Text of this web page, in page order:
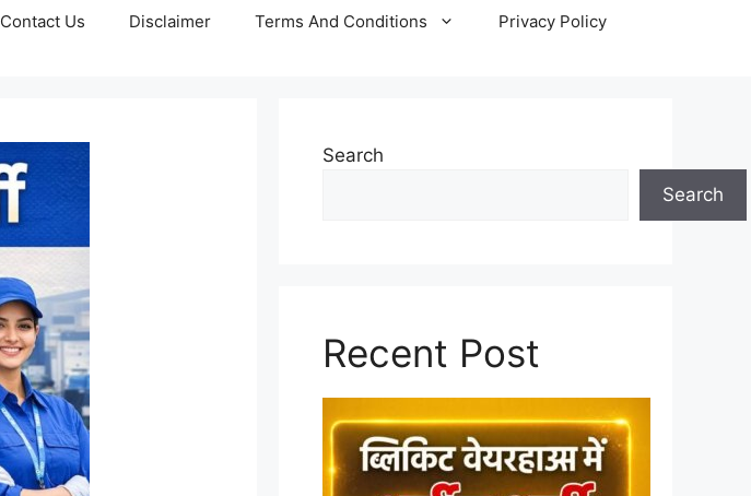
Contact Us Disclaimer Terms And Conditions Privacy Policy
Search
Search
Recent Post